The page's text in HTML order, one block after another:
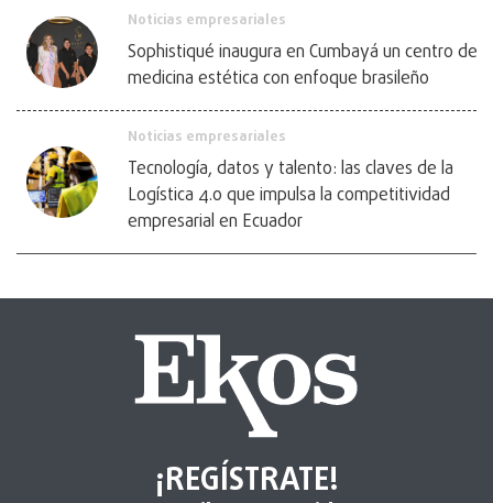
Noticias empresariales
Sophistiqué inaugura en Cumbayá un centro de
medicina estética con enfoque brasileño
Noticias empresariales
Tecnología, datos y talento: las claves de la
Logística 4.0 que impulsa la competitividad
empresarial en Ecuador
¡REGÍSTRATE!